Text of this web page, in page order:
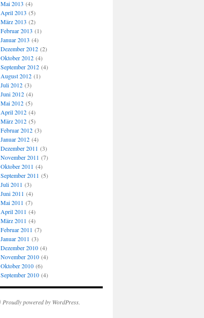
Mai 2013 (4)
April 2013 (5)
März 2013 (2)
Februar 2013 (1)
Januar 2013 (4)
Dezember 2012(2)
Oktober 2012(4)
September 2012(4)
August 2012(1)
Juli 2012(3)
Juni 2012(4)
Mai 2012(5)
April 2012(4)
März 2012(5)
Februar 2012(3)
Januar 2012(4)
Dezember 2011 (3)
November 2011 (7)
Oktober 2011 (4)
September 2011 (5)
Juli 2011 (3)
Juni 2011 (4)
Mai 2011 (7)
April 2011 (4)
März 2011 (4)
Februar 2011 (7)
Januar 2011 (3)
Dezember 2010(4)
November 2010(4)
Oktober 2010(6)
September 2010(4)
Proudly powered by WordPress.